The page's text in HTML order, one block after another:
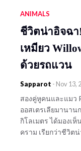
ANIMALS
ชีวิตน่าอิจฉา
เหมียว
ด้วยรถแวน
Sapparot - Nov 13,
สองคู่หูคนและแมว
ออสเตรเลียมานาน
กิโลเมตร ได้มองเ
คราม เรียกว่าชีวิต